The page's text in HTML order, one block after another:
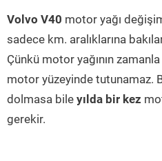
Volvo V40 motor yağı
sadece km. aralıklarına
Çünkü motor yağının
motor yüzeyinde tutunamaz.
dolmasa bile yılda bir kez
gerekir.